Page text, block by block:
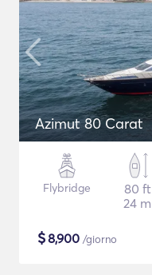
Azimut 80 Carat
Flybridge
80 ft
24 m
$8,900 /giorno